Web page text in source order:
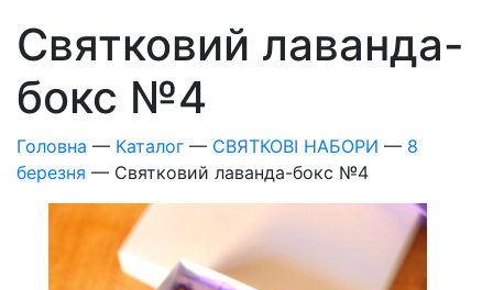
Святковий лаванда-
бокс №4
Головна — Каталог — СВЯТКОВІ НАБОРИ — 8
березня — Святковий лаванда-бокс №4